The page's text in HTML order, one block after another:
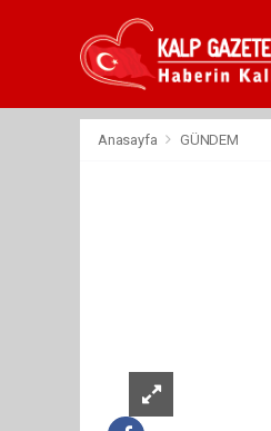
Anasayfa GÜNDEM